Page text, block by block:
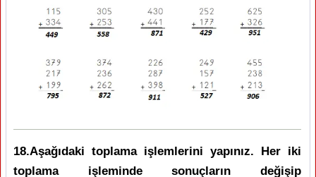
18.Aşağıdaki toplama işlemlerini yapınız. Her iki
toplama işleminde sonuçların değişip